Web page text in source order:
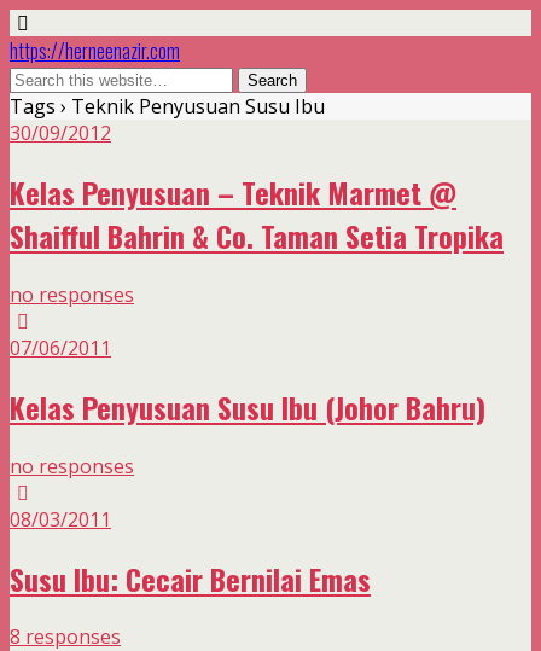
https://herneenazir.com
Tags › Teknik Penyusuan Susu Ibu
30/09/2012
Kelas Penyusuan – Teknik Marmet @
Shaifful Bahrin & Co. Taman Setia Tropika
no responses
07/06/2011
Kelas Penyusuan Susu Ibu (Johor Bahru)
no responses
08/03/2011
Susu Ibu: Cecair Bernilai Emas
8 responses